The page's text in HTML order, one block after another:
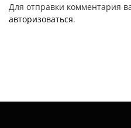
Для отправки комментария
авторизоваться.